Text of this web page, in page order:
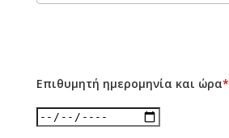
Επιθυμητή ημερομηνία και ώρα*